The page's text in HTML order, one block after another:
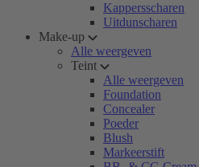
Kappersscharen
Uitdunscharen
Make-up
Alle weergeven
Teint
Alle weergeven
Foundation
Concealer
Poeder
Blush
Markeerstift